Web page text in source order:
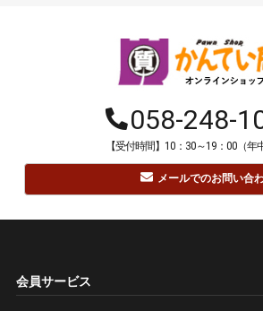
058-248-
【受付時間】10：30～19：00（年
メールでのお問い合
会員サービス